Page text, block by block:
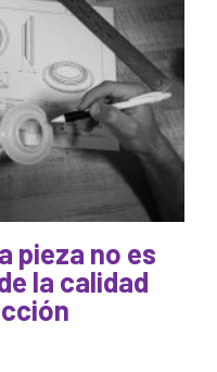
pieza no es
la calidad